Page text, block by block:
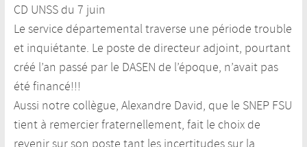
CD UNSS du 7 juin
Le service départemental traverse une période trouble
et inquiétante. Le poste de directeur adjoint, pourtant
créé l’an passé par le DASEN de l’époque, n’avait pas
été financé!!!
Aussi notre collègue, Alexandre David, que le SNEP FSU
tient à remercier fraternellement, fait le choix de